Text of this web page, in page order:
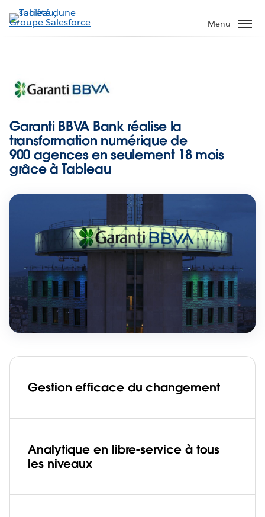
Aller
au
Menu
Garanti BBVA Bank réalise la
transformation numérique de
900 agences en seulement 18 mois
grâce à Tableau
Gestion efficace du changement
Analytique en libre-service à tous
les niveaux